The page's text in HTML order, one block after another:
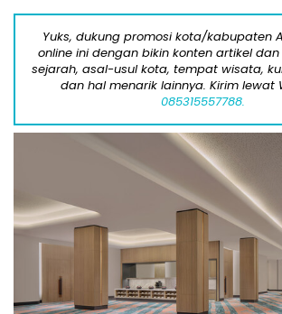
Yuks, dukung promosi kota/kabupaten
online ini dengan bikin konten artikel
sejarah, asal-usul kota, tempat wisata,
dan hal menarik lainnya. Kirim lewat
085315557788.